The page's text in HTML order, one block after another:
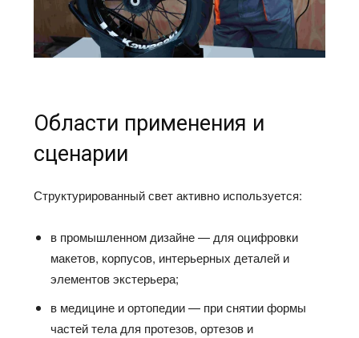
Области применения и
сценарии
Структурированный свет активно используется:
в промышленном дизайне — для оцифровки
макетов, корпусов, интерьерных деталей и
элементов экстерьера;
в медицине и ортопедии — при снятии формы
частей тела для протезов, ортезов и